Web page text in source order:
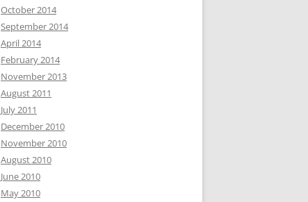
October 2014
September 2014
April 2014
February 2014
November 2013
August 2011
July 2011
December 2010
November 2010
August 2010
June 2010
May 2010